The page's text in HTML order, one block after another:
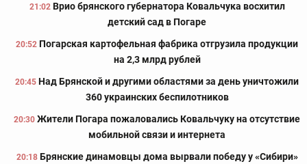
21:02 Врио брянского губернатора Ковальчука восхитил
детский сад в Погаре
20:52 Погарская картофельная фабрика отгрузила продукции
на 2,3 млрд рублей
20:45 Над Брянской и другими областями за день уничтожили
360 украинских беспилотников
20:30 Жители Погара пожаловались Ковальчуку на отсутствие
мобильной связи и интернета
20:18 Брянские динамовцы дома вырвали победу у «Сибири»